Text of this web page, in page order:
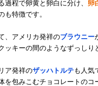
過程で卵黄と卵白に分け、 卵
も特徴です。
、アメリカ発祥のブラウニー
ッキーの間のようなずっしり
ア発祥のザッハトルテも人気
を包みこむチョコレートのコ